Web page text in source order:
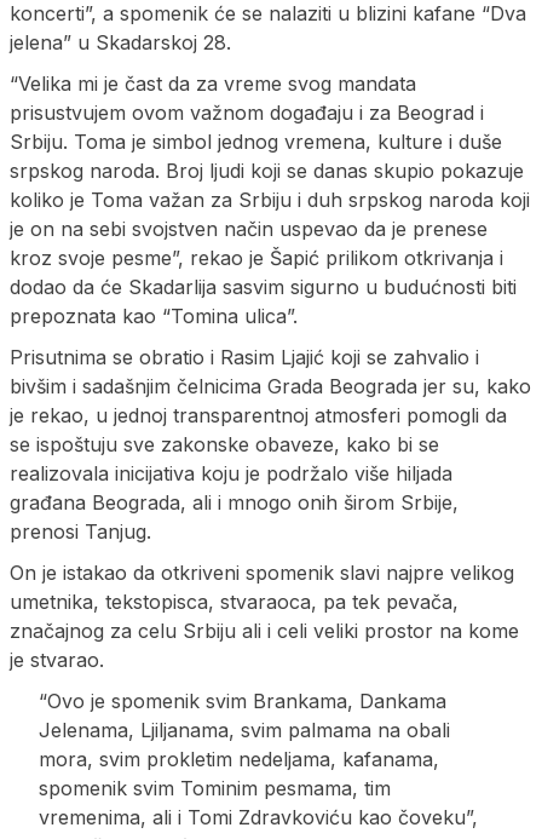
koncerti”, a spomenik će se nalaziti u blizini kafane “Dva
jelena” u Skadarskoj 28.
“Velika mi je čast da za vreme svog mandata
prisustvujem ovom važnom događaju i za Beograd i
Srbiju. Toma je simbol jednog vremena, kulture i duše
srpskog naroda. Broj ljudi koji se danas skupio pokazuje
koliko je Toma važan za Srbiju i duh srpskog naroda koji
je on na sebi svojstven način uspevao da je prenese
kroz svoje pesme”, rekao je Šapić prilikom otkrivanja i
dodao da će Skadarlija sasvim sigurno u budućnosti biti
prepoznata kao “Tomina ulica”.
Prisutnima se obratio i Rasim Ljajić koji se zahvalio i
bivšim i sadašnjim čelnicima Grada Beograda jer su, kako
je rekao, u jednoj transparentnoj atmosferi pomogli da
se ispoštuju sve zakonske obaveze, kako bi se
realizovala inicijativa koju je podržalo više hiljada
građana Beograda, ali i mnogo onih širom Srbije,
prenosi Tanjug.
On je istakao da otkriveni spomenik slavi najpre velikog
umetnika, tekstopisca, stvaraoca, pa tek pevača,
značajnog za celu Srbiju ali i celi veliki prostor na kome
je stvarao.
“Ovo je spomenik svim Brankama, Dankama
Jelenama, Ljiljanama, svim palmama na obali
mora, svim prokletim nedeljama, kafanama,
spomenik svim Tominim pesmama, tim
vremenima, ali i Tomi Zdravkoviću kao čoveku”,